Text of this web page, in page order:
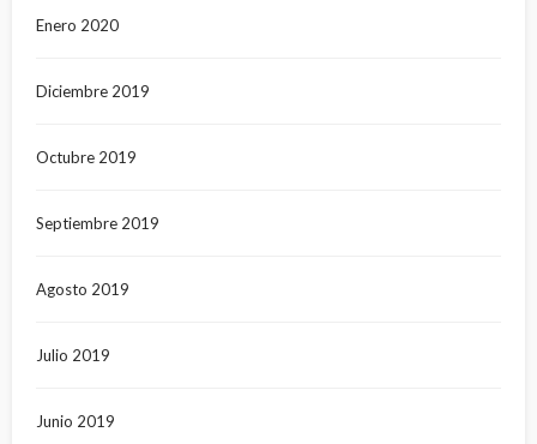
Enero 2020
Diciembre 2019
Octubre 2019
Septiembre 2019
Agosto 2019
Julio 2019
Junio 2019